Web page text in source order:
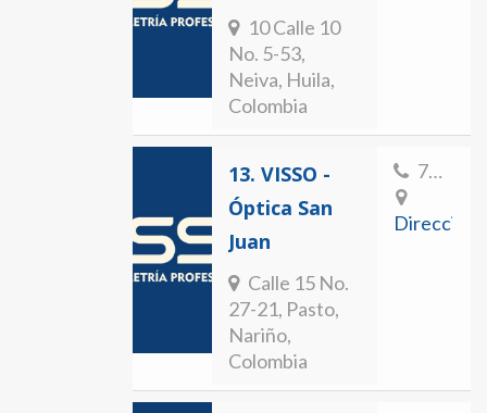
10 Calle 10
No. 5-53,
Neiva, Huila,
Colombia
13. VISSO -
Óptica San
Juan
Calle 15 No.
27-21, Pasto,
Nariño,
Colombia
7239225